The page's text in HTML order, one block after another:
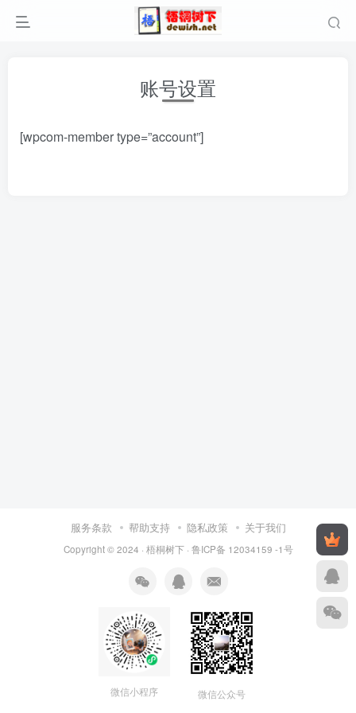
账号设置
[wpcom-member type=”account”]
服务条款 帮助支持 隐私政策 关于我们
Copyright © 2024 · 梧桐树下· 鲁ICP备 12034159 -1号
微信小程序 微信公众号